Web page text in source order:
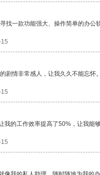
找一款功能强大、操作简单的办公
剧情非常感人，让我久久不能忘怀。
我的工作效率提高了50%，让我能